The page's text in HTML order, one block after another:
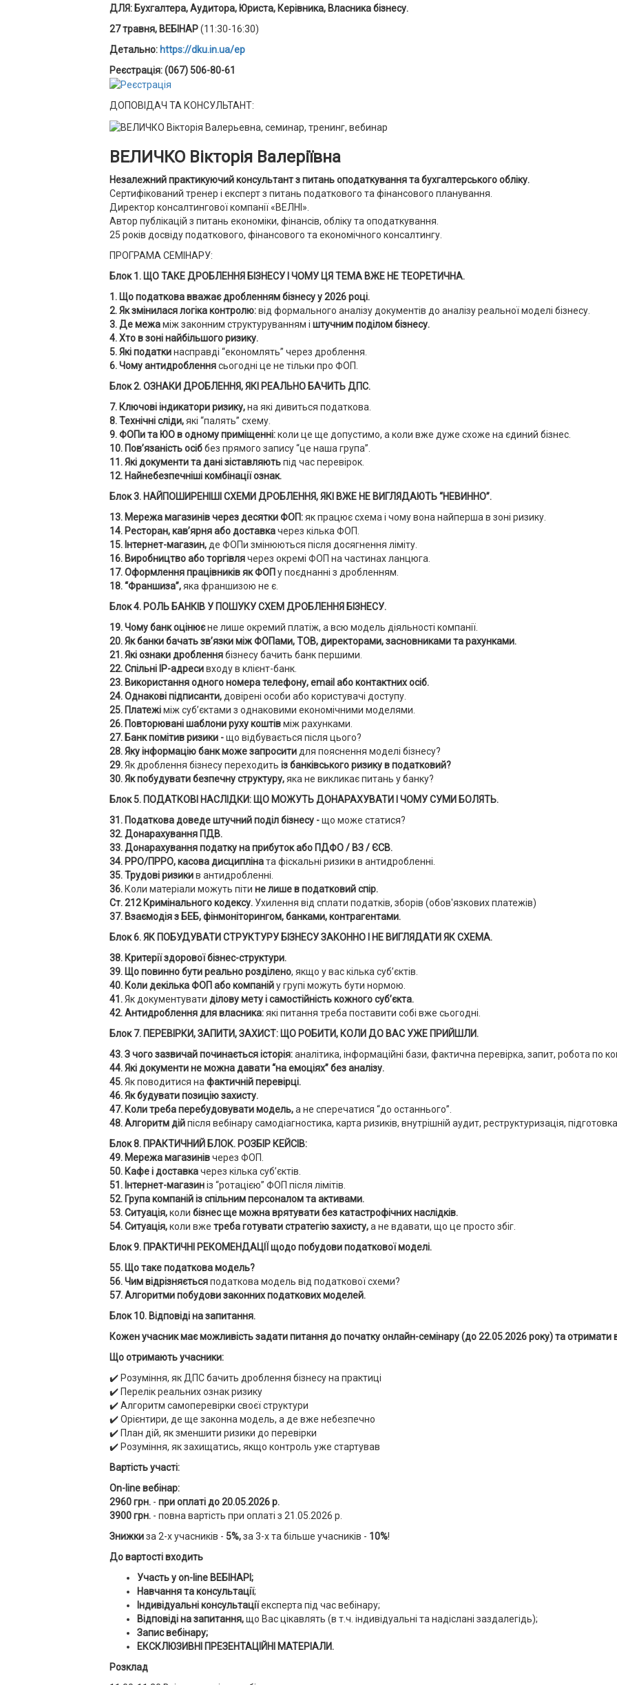
ДЛЯ: Бухгалтера, Аудитора, Юриста, Керівника, Власника бізнесу.
27 травня, ВЕБІНАР(11:30-16:30)
Детально: https://dku.in.ua/ep
Реєстрація: (067) 506-80-61
ДОПОВІДАЧ ТА КОНСУЛЬТАНТ:
ВЕЛИЧКО Вікторія Валеріївна
Незалежний практикуючий консультант з питань оподаткування та бухгалтерського обліку.
Сертифікований тренер і експерт з питань податкового та фінансового планування.
Директор консалтингової компанії «ВЕЛНІ».
Автор публікацій з питань економіки, фінансів, обліку та оподаткування.
25 років досвіду податкового, фінансового та економічного консалтингу.
ПРОГРАМА СЕМІНАРУ:
Блок 1. ЩО ТАКЕ ДРОБЛЕННЯ БІЗНЕСУ І ЧОМУ ЦЯ ТЕМА ВЖЕ НЕ ТЕОРЕТИЧНА.
1. Що податкова вважає дробленням бізнесу у 2026 році.
2. Як змінилася логіка контролю:від формального аналізу документів до аналізу реальної моделі бізнесу.
3. Де межаміж законним структуруванням і штучним поділом бізнесу.
4. Хто в зоні найбільшого ризику.
5. Які податкинасправді “економлять” через дроблення.
6. Чому антидробленнясьогодні це не тільки про ФОП.
Блок 2. ОЗНАКИ ДРОБЛЕННЯ, ЯКІ РЕАЛЬНО БАЧИТЬ ДПС.
7. Ключові індикатори ризику,на які дивиться податкова.
8. Технічні сліди,які “палять” схему.
9. ФОПи та ЮО в одному приміщенні:коли це ще допустимо, а коли вже дуже схоже на єдиний бізнес.
10. Пов’язаність осіббез прямого запису “це наша група”.
11. Які документи та дані зіставляютьпід час перевірок.
12. Найнебезпечніші комбінації ознак.
Блок 3. НАЙПОШИРЕНІШІ СХЕМИ ДРОБЛЕННЯ, ЯКІ ВЖЕ НЕ ВИГЛЯДАЮТЬ “НЕВИННО”.
13. Мережа магазинів через десятки ФОП:як працює схема і чому вона найперша в зоні ризику.
14. Ресторан, кав’ярня або доставкачерез кілька ФОП.
15. Інтернет-магазин, де ФОПи змінюються після досягнення ліміту.
16. Виробництво або торгівлячерез окремі ФОП на частинах ланцюга.
17. Оформлення працівників як ФОПу поєднанні з дробленням.
18. “Франшиза”,яка франшизою не є.
Блок 4. РОЛЬ БАНКІВ У ПОШУКУ СХЕМ ДРОБЛЕННЯ БІЗНЕСУ.
19. Чому банк оцінюєне лише окремий платіж, а всю модель діяльності компанії.
20. Як банки бачать зв’язки між ФОПами, ТОВ, директорами, засновниками та рахунками.
21. Які ознаки дробленнябізнесу бачить банк першими.
22. Спільні IP-адресивходу в клієнт-банк.
23. Використання одного номера телефону, email або контактних осіб.
24. Однакові підписанти, довірені особи або користувачі доступу.
25. Платежіміж суб’єктами з однаковими економічними моделями.
26. Повторювані шаблони руху коштівміж рахунками.
27. Банк помітив ризики -що відбувається після цього?
28. Яку інформацію банк може запросити для пояснення моделі бізнесу?
29.Як дроблення бізнесу переходить із банківського ризику в податковий?
30. Як побудувати безпечну структуру,яка не викликає питань у банку?
Блок 5. ПОДАТКОВІ НАСЛІДКИ: ЩО МОЖУТЬ ДОНАРАХУВАТИ І ЧОМУ СУМИ БОЛЯТЬ.
31. Податкова доведе штучний поділ бізнесу -що може статися?
32. Донарахування ПДВ.
33. Донарахування податку на прибуток або ПДФО / ВЗ / ЄСВ.
34. РРО/ПРРО, касова дисципліната фіскальні ризики в антидробленні.
35. Трудові ризикив антидробленні.
36.Коли матеріали можуть піти не лише в податковий спір.
Ст. 212 Кримінального кодексу. Ухилення від сплати податків, зборів (обов'язкових платежів)
37. Взаємодія з БЕБ, фінмоніторингом, банками, контрагентами.
Блок 6. ЯК ПОБУДУВАТИ СТРУКТУРУ БІЗНЕСУ ЗАКОННО І НЕ ВИГЛЯДАТИ ЯК СХЕМА.
38. Критерії здорової бізнес-структури.
39. Що повинно бути реально розділено, якщо у вас кілька суб’єктів.
40. Коли декілька ФОП або компанійу групі можуть бути нормою.
41.Як документувати ділову мету і самостійність кожного суб’єкта.
42. Антидроблення для власника:які питання треба поставити собі вже сьогодні.
Блок 7. ПЕРЕВІРКИ, ЗАПИТИ, ЗАХИСТ: ЩО РОБИТИ, КОЛИ ДО ВАС УЖЕ ПРИЙШЛИ.
43. З чого зазвичай починається історія:аналітика, інформаційні бази, фактична перевірка, запит, робота по
44. Які документи не можна давати “на емоціях” без аналізу.
45.Як поводитися на фактичній перевірці.
46. Як будувати позицію захисту.
47. Коли треба перебудовувати модель,а не сперечатися “до останнього”.
48. Алгоритм дійпісля вебінару самодіагностика, карта ризиків, внутрішній аудит, реструктуризація,
Блок 8. ПРАКТИЧНИЙ БЛОК. РОЗБІР КЕЙСІВ:
49. Мережа магазинівчерез ФОП.
50. Кафе і доставкачерез кілька суб’єктів.
51. Інтернет-магазиніз “ротацією” ФОП після лімітів.
52. Група компаній із спільним персоналом та активами.
53. Ситуація,коли бізнес щеможна врятувати без катастрофічних наслідків.
54. Ситуація,коли вже треба готувати стратегію захисту,а не вдавати, що це просто збіг.
Блок 9. ПРАКТИЧНІ РЕКОМЕНДАЦІЇ щодо побудови податкової моделі.
55. Що таке податкова модель?
56. Чим відрізняєтьсяподаткова модель від податкової схеми?
57. Алгоритми побудови законних податкових моделей.
Блок 10. Відповіді на запитання.
Кожен учасник має можливість задати питання до початку онлайн-семінару (до 22.05.2026 року) та отримати
Що отримають учасники:
✔️ Розуміння, як ДПС бачить дроблення бізнесу на практиці
✔️ Перелік реальних ознак ризику
✔️ Алгоритм самоперевірки своєї структури
✔️ Орієнтири, де ще законна модель, а де вже небезпечно
✔️ План дій, як зменшити ризики до перевірки
✔️ Розуміння, як захищатись, якщо контроль уже стартував
Вартість участі:
On-line вебінар:
2960 грн. - при оплаті до 20.05.2026 р.
3900 грн. - повна вартість при оплаті з 21.05.2026 р.
Знижкиза 2-х учасників - 5%,за 3-х та більше учасників - 10%!
До вартості входить
Участь у on-line ВЕБІНАРІ;
Навчання та консультації;
Індивідуальні консультаціїексперта під час вебінару;
Відповіді на запитання,що Вас цікавлять (в т.ч. індивідуальні та надіслані заздалегідь);
Запис вебінару;
ЕКСКЛЮЗИВНІ ПРЕЗЕНТАЦІЙНІ МАТЕРІАЛИ.
Розклад